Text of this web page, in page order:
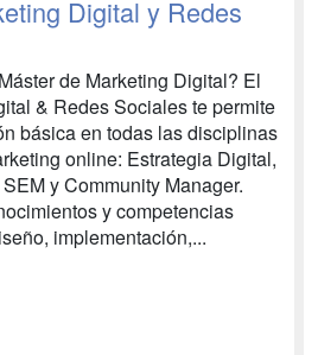
Digital y Redes
de Marketing Digital? El
& Redes Sociales te permite
básica en todas las disciplinas
online: Estrategia Digital,
y Community Manager.
y competencias
implementación,...